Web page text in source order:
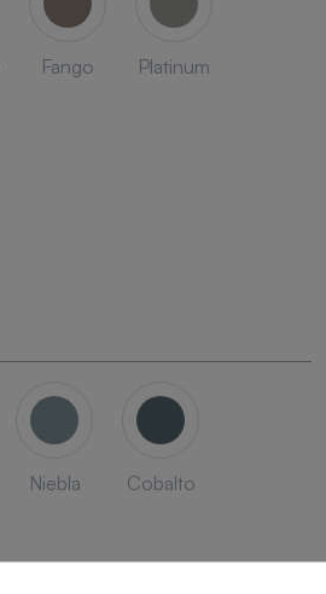
Fango Platinum
Niebla Cobalto